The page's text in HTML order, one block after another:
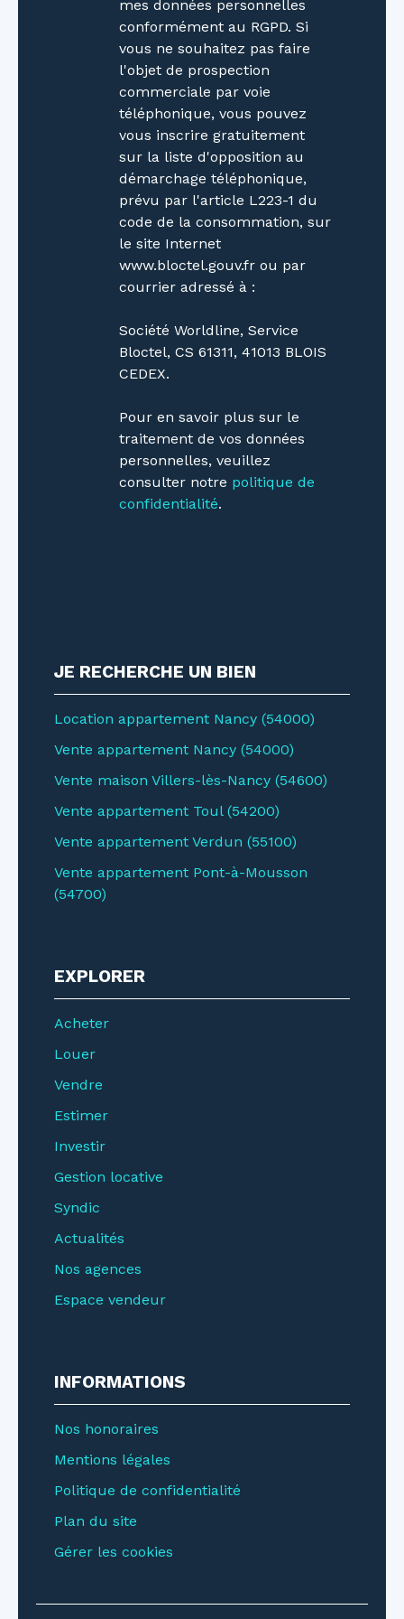
détente pouvant être aménagé en bureau,
salon TV ou salle de jeux. Un puits de lumière
apporte une luminosité naturelle remarquable
à ce niveau. En rez-de-jardin, la suite parentale
constitue un véritable cocon, avec un accès
direct à une terrasse privative et au jardin. Un
espace technique discret et parfaitement
intégré complète ce niveau. Des prestations
haut de gamme Cette maison bénéficie
d'équipements récents et performants :
Pompe à chaleur avec chauffage au
solProduction d'eau chaude par système
thermodynamiqueVentilation mécanique
énergétique (DPE A)Construction encore sous
garantiesLes atouts qui font la différence
Architecture contemporaine aux finitions
parentaleMultiples espaces extérieurs :
terrasses et jardinLuminosité
omniprésenteMaison individuelle en état
neufEnvironnement calme tout en étant à
proximité immédiate des commerces,
- 1 kg co²/m²/an Montant estimé des dépenses
annuelles d'énergie pour un usage standard :
entre 960 € et 1360 € sur les année 2023
les risques auxquels ce bien est exposé sont
disponibles sur le site Géorisques : www.
georisques. gouv. fr.
mes données personnelles
conformément au RGPD. Si
vous ne souhaitez pas faire
l'objet de prospection
commerciale par voie
téléphonique, vous pouvez
vous inscrire gratuitement
sur la liste d'opposition au
démarchage téléphonique,
prévu par l'article L223-1 du
code de la consommation, sur
le site Internet
www.bloctel.gouv.fr ou par
courrier adressé à :
Société Worldline, Service
Bloctel, CS 61311, 41013 BLOIS
CEDEX.
Pour en savoir plus sur le
traitement de vos données
personnelles, veuillez
consulter notre politique de
confidentialité.
JE RECHERCHE UN BIEN
Location appartement Nancy (54000)
Vente appartement Nancy (54000)
Vente maison Villers-lès-Nancy (54600)
Vente appartement Toul (54200)
Vente appartement Verdun (55100)
Vente appartement Pont-à-Mousson
(54700)
EXPLORER
Acheter
Louer
Vendre
Estimer
Investir
Gestion locative
Syndic
Actualités
Nos agences
Espace vendeur
INFORMATIONS
Nos honoraires
Mentions légales
Politique de confidentialité
Plan du site
Gérer les cookies